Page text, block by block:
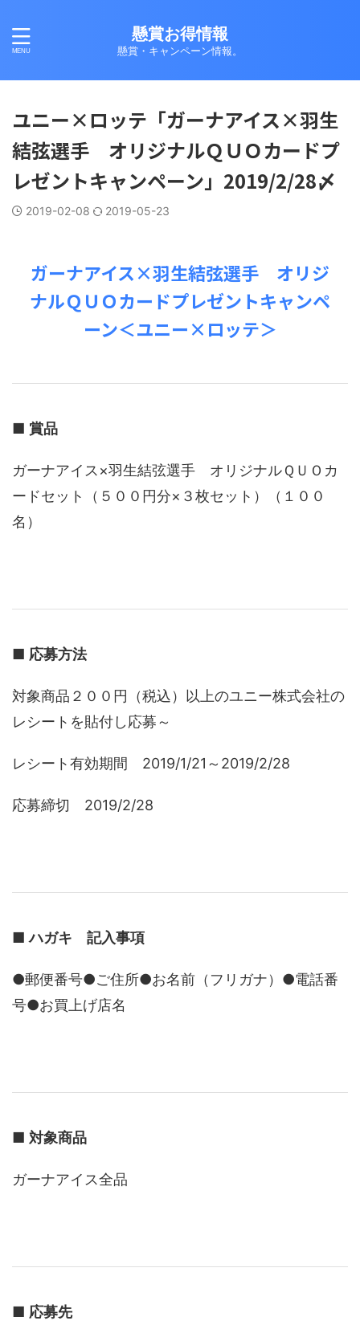
懸賞お得情報
懸賞・キャンペーン情報。
ユニー×ロッテ「ガーナアイス×羽生
結弦選手 オリジナルＱＵＯカードプ
レゼントキャンペーン」2019/2/28〆
2019-02-08 2019-05-23
ガーナアイス×羽生結弦選手 オリジ
ナルＱＵＯカードプレゼントキャンペ
ーン＜ユニー×ロッテ＞
■ 賞品
ガーナアイス×羽生結弦選手 オリジナルＱＵＯカ
ードセット（５００円分×３枚セット）（１００
名）
■ 応募方法
対象商品２００円（税込）以上のユニー株式会社の
レシートを貼付し応募～
レシート有効期間 2019/1/21～2019/2/28
応募締切 2019/2/28
■ハガキ 記入事項
●郵便番号●ご住所●お名前（フリガナ）●電話番
号●お買上げ店名
■ 対象商品
ガーナアイス全品
■ 応募先